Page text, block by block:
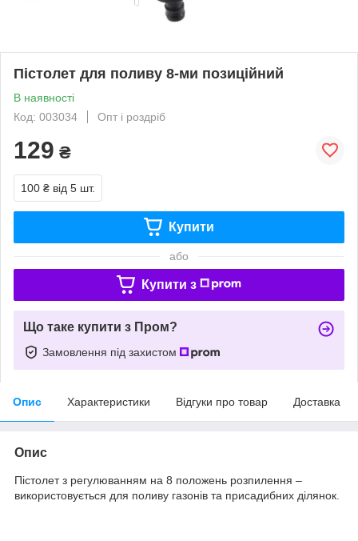
Пістолет для поливу 8-ми позиційний
В наявності
Код: 003034
Опт і роздріб
129 ₴
100 ₴ від 5 шт.
Купити
або
Купити з
Що таке купити з Пром?
Замовлення під захистом
Опис Характеристики Відгуки про товар Доставка
Опис
Пістолет з регулюванням на 8 положень розпилення –
використовується для поливу газонів та присадибних ділянок.